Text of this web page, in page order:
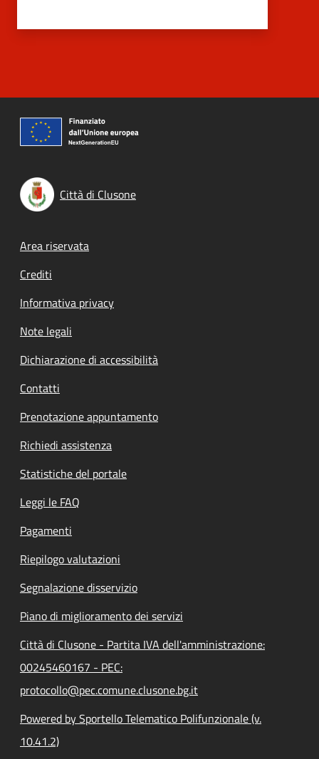
Città di Clusone
Footer menu
Area riservata
Crediti
Informativa privacy
Note legali
Dichiarazione di accessibilità
Contatti
Prenotazione appuntamento
Richiedi assistenza
Statistiche del portale
Leggi le FAQ
Pagamenti
Riepilogo valutazioni
Segnalazione disservizio
Piano di miglioramento dei servizi
Città di Clusone - Partita IVA dell'amministrazione:
00245460167 - PEC:
protocollo@pec.comune.clusone.bg.it
Powered by Sportello Telematico Polifunzionale (v.
10.41.2)